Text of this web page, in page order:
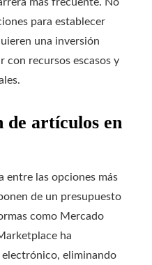
para establecer
una inversión
con recursos escasos y
de artículos en
entre las opciones más
de un presupuesto
como Mercado
ha
eliminando